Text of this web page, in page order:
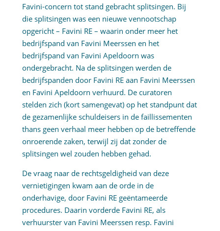
Favini-concern tot stand gebracht splitsingen. Bij
die splitsingen was een nieuwe vennootschap
opgericht – Favini RE – waarin onder meer het
bedrijfspand van Favini Meerssen en het
bedrijfspand van Favini Apeldoorn was
ondergebracht. Na de splitsingen werden de
bedrijfspanden door Favini RE aan Favini Meerssen
en Favini Apeldoorn verhuurd. De curatoren
stelden zich (kort samengevat) op het standpunt dat
de gezamenlijke schuldeisers in de faillissementen
thans geen verhaal meer hebben op de betreffende
onroerende zaken, terwijl zij dat zonder de
splitsingen wel zouden hebben gehad.
De vraag naar de rechtsgeldigheid van deze
vernietigingen kwam aan de orde in de
onderhavige, door Favini RE geëntameerde
procedures. Daarin vorderde Favini RE, als
verhuurster van Favini Meerssen resp. Favini